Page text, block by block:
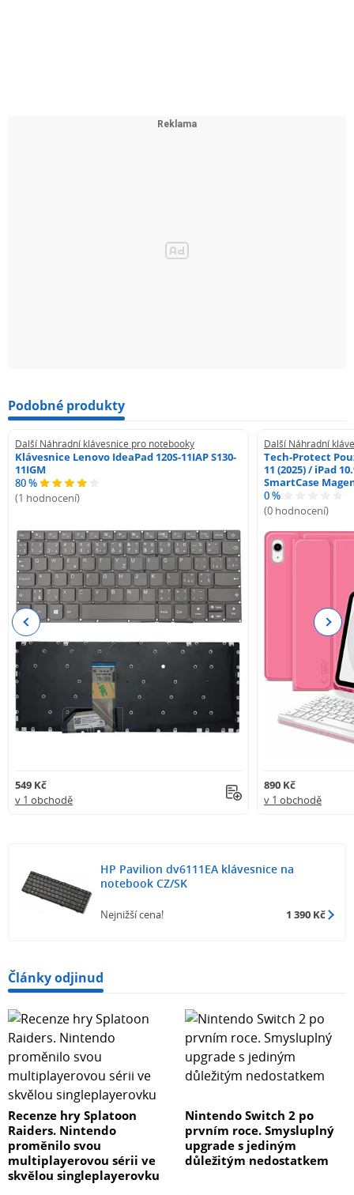
Podobné produkty
Další Náhradní klávesnice pro notebooky
Klávesnice Lenovo IdeaPad 120S-11IAP S130-
11IGM
80 %
(1 hodnocení)
549 Kč
v 1 obchodě
Další Náhradní
Tech-Protect
11 (2025) / iPad
SmartCase
0 %
(0 hodnocení)
890 Kč
v 1 obchodě
Previous Next
HP Pavilion dv6111EA klávesnice na
notebook CZ/SK
Nejnižší cena! 1 390 Kč
Články odjinud
Recenze hry Splatoon
Raiders. Nintendo
proměnilo svou
multiplayerovou sérii ve
skvělou singleplayerovku
Nintendo Switch 2 po
prvním roce. Smysluplný
upgrade s jediným
důležitým nedostatkem